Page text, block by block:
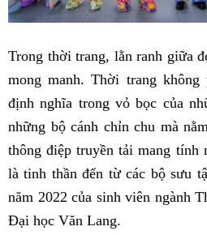
Trong thời trang, lằn ranh giữa
mong manh. Thời trang
định nghĩa trong vỏ bọc của
những bộ cánh chỉn chu mà
thông điệp truyền tải mang tính
là tinh thần đến từ các bộ sưu
năm 2022 của sinh viên ngành
Đại học Văn Lang.